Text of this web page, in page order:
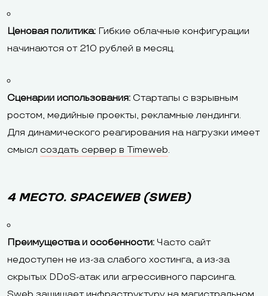
Ценовая политика: Гибкие облачные конфигурации
начинаются от 210 рублей в месяц.
Сценарии использования: Стартапы с взрывным
ростом, медийные проекты, рекламные лендинги.
Для динамического реагирования на нагрузки имеет
смысл создать сервер в Timeweb.
4 МЕСТО. SPACEWEB (SWEB)
Преимущества и особенности: Часто сайт
недоступен не из-за слабого хостинга, а из-за
скрытых DDoS-атак или агрессивного парсинга.